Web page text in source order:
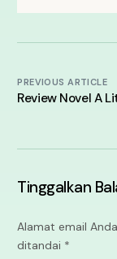
PREVIOUS ARTICLE
Review Novel A
Tinggalkan
Alamat email
ditandai *